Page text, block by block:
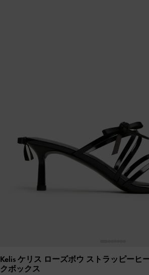
Kelis ケリス ローズボウ ストラッピーヒ
クボックス